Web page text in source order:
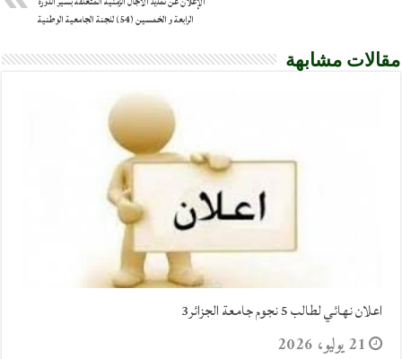
الرابعة و الخمسين (54) للجنة الجامعية الوطنية
مقالات مشابهة
اعلان نهائي لطالب 5 نجوم جامعة الجزائر3
21 يوليو، 2026